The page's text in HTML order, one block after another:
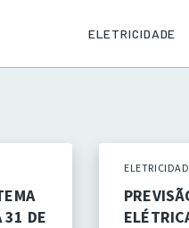
ELETRICIDADE
31 DE